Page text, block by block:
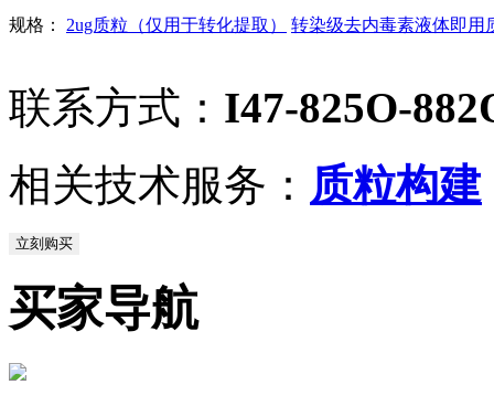
规格： 2ug质粒（仅用于转化提取） 转染级去内毒素液体即用
联系方式： I47-825O-
相关技术服务： 质粒构建
立刻购买
买家导航